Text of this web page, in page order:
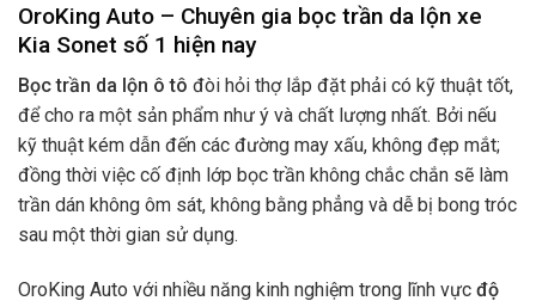
OroKing Auto – Chuyên gia bọc trần da lộn xe
Kia Sonet số 1 hiện nay
Bọc trần da lộn ô tô đòi hỏi thợ lắp đặt phải có kỹ thuật tốt,
để cho ra một sản phẩm như ý và chất lượng nhất. Bởi nếu
kỹ thuật kém dẫn đến các đường may xấu, không đẹp mắt;
đồng thời việc cố định lớp bọc trần không chắc chắn sẽ làm
trần dán không ôm sát, không bằng phẳng và dễ bị bong tróc
sau một thời gian sử dụng.
OroKing Auto với nhiều năng kinh nghiệm trong lĩnh vực độ